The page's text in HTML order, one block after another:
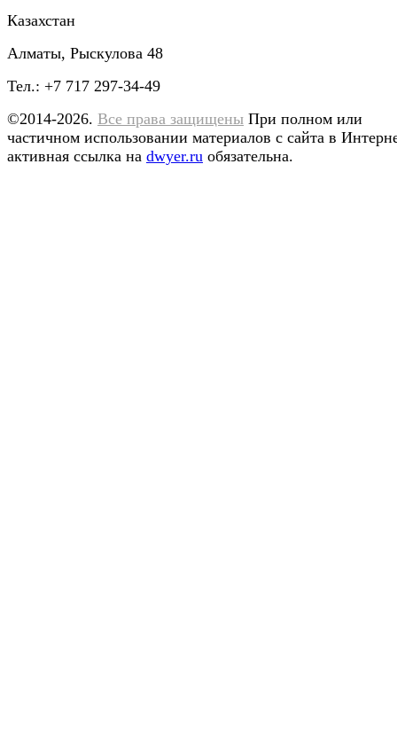
Казахстан
Алматы, Рыскулова 48
Тел.: +7 717 297-34-49
©2014-2026. Все права защищены При полном или
частичном использовании материалов с сайта в
активная ссылка на dwyer.ru обязательна.